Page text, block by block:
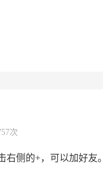
次
右侧的+，可以加好